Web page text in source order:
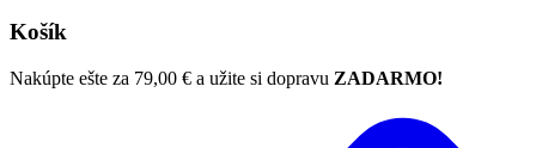
Košík
Nakúpte ešte za 79,00 € a užite si dopravu ZADARMO!